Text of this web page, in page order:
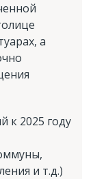
а
к 2025 году
и т.д.)